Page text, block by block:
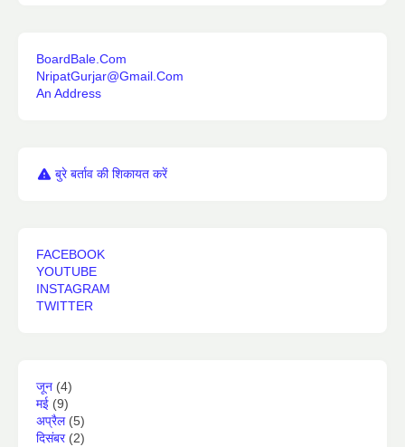
BoardBale.Com
NripatGurjar@Gmail.Com
An Address
बुरे बर्ताव की शिकायत करें
FACEBOOK
YOUTUBE
INSTAGRAM
TWITTER
जून (4)
मई (9)
अप्रैल(5)
दिसंबर(2)